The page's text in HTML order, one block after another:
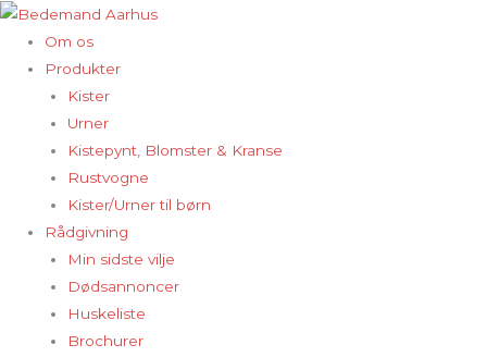
Gå
indholdet
Om os
Produkter
Kister
Urner
Kistepynt, Blomster & Kranse
Rustvogne
Kister/Urner til børn
Rådgivning
Min sidste vilje
Dødsannoncer
Huskeliste
Brochurer